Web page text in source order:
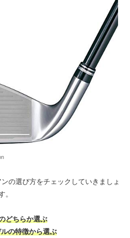
の選び方をチェックしていきましょ
。
どちらか選ぶ
の特徴から選ぶ